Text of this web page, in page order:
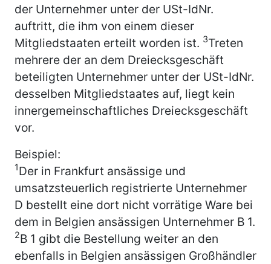
der Unternehmer unter der USt-IdNr.
auftritt, die ihm von einem dieser
Mitgliedstaaten erteilt worden ist. 3Treten
mehrere der an dem Dreiecksgeschäft
beteiligten Unternehmer unter der USt-IdNr.
desselben Mitgliedstaates auf, liegt kein
innergemeinschaftliches Dreiecksgeschäft
vor.
Beispiel:
1Der in Frankfurt ansässige und
umsatzsteuerlich registrierte Unternehmer
D bestellt eine dort nicht vorrätige Ware bei
dem in Belgien ansässigen Unternehmer B 1.
2B 1 gibt die Bestellung weiter an den
ebenfalls in Belgien ansässigen Großhändler